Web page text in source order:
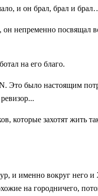
и он брал, брал и
непременно посвящал
на его благо.
Это было настоящим
которые захотят жить
именно вокруг него и
на городничего,